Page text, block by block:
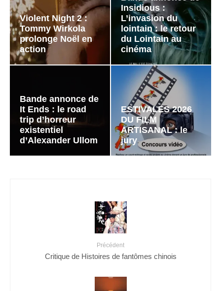
Violent Night 2 :
Tommy Wirkola
prolonge Noël en
action
Insidious :
L’invasion du
lointain : le retour
du Lointain au
cinéma
Bande annonce de
It Ends : le road
trip d’horreur
existentiel
d’Alexander Ullom
ESTIVALES 2026
DU FILM
ARTISANAL : le
jury
Précédent
Critique de Histoires de fantômes chinois